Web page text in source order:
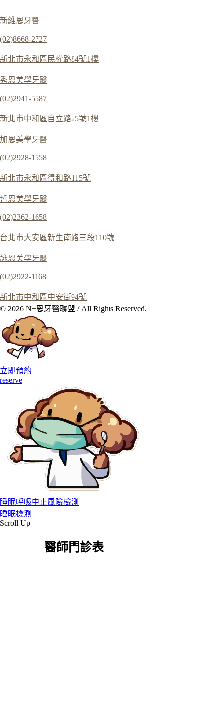
新維恩牙醫
(02)8668-2727
新北市永和區民權路84號1樓
秀恩美學牙醫
(02)2941-5587
新北市中和區自立路25號1樓
加恩美學牙醫
(02)2928-1558
新北市永和區得和路115號
哲恩美學牙醫
(02)2362-1658
台北市大安區新生南路三段110號
詠恩美學牙醫
(02)2922-1168
新北市中和區中安街94號
© 2026 N+恩牙醫聯盟 / All Rights Reserved.
立即預約
reserve
睡眠呼吸中止風險檢測
睡眠檢測
Scroll Up
醫師門診表